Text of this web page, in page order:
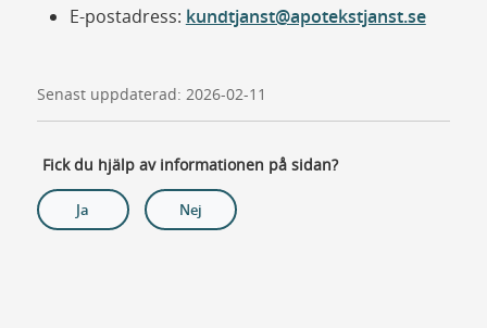
E-postadress: kundtjanst@apotekstjanst.se
Senast uppdaterad: 2026-02-11
Fick du hjälp av informationen på sidan?
Ja Nej